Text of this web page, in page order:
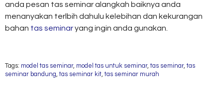
anda pesan tas seminar alangkah baiknya anda
menanyakan terlbih dahulu kelebihan dan kekurangan
bahan tas seminaryang ingin anda gunakan.
Tags: model tas seminar, model tas untuk seminar,tas seminar,tas
seminar bandung,tas seminar kit,tas seminar murah